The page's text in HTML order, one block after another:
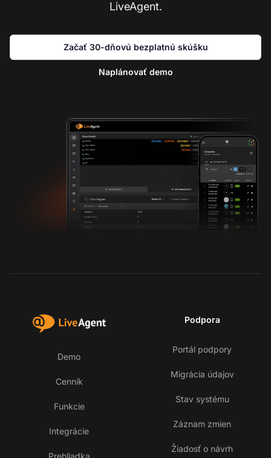
LiveAgent.
Začať 30-dňovú bezplatnú skúšku
Naplánovať demo
Demo
Cenník
Funkcie
Integrácie
Prehliadka
Podpora
Portál podpory
Migrácia údajov
Stav systému
Záznam zmien
Žiadosť o návrh